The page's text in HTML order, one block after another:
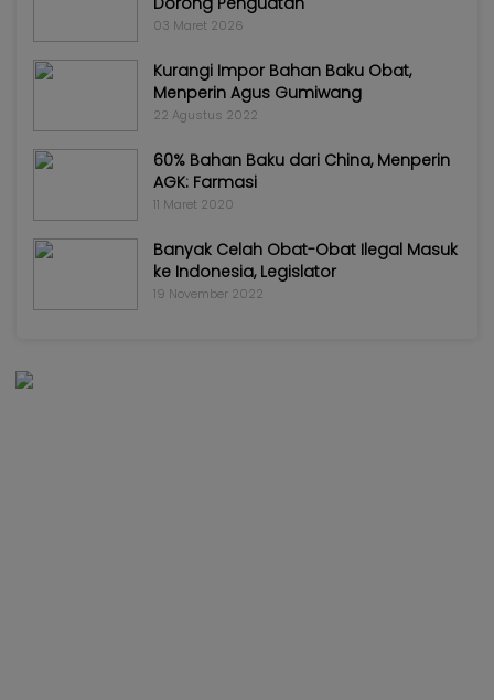
03 Maret 2026
Kurangi Impor Bahan Baku Obat,
Menperin Agus Gumiwang
22 Agustus 2022
60% Bahan Baku dari China, Menperin
AGK: Farmasi
11 Maret 2020
Banyak Celah Obat-Obat Ilegal Masuk
ke Indonesia, Legislator
19 November 2022